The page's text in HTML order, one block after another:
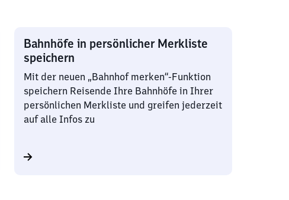
Bahnhöfe in persönlicher Merkliste
speichern
Mit der neuen „Bahnhof merken“-Funktion
speichern Reisende Ihre Bahnhöfe in Ihrer
persönlichen Merkliste und greifen jederzeit
auf alle Infos zu